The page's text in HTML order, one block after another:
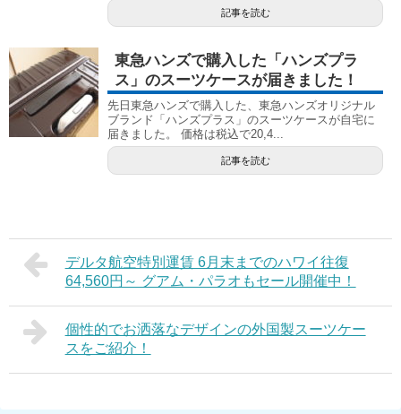
記事を読む
東急ハンズで購入した「ハンズプラ
ス」のスーツケースが届きました！
先日東急ハンズで購入した、東急ハンズオリジナル
ブランド「ハンズプラス」のスーツケースが自宅に
届きました。 価格は税込で20,4...
記事を読む
デルタ航空特別運賃 6月末までのハワイ往復
64,560円～ グアム・パラオもセール開催中！
個性的でお洒落なデザインの外国製スーツケー
スをご紹介！